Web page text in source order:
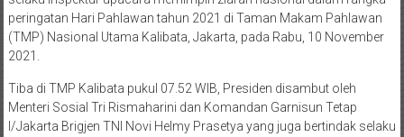
peringatan Hari Pahlawan tahun 2021 di Taman Makam Pahlawan
(TMP) Nasional Utama Kalibata, Jakarta, pada Rabu, 10 November
2021.
Tiba di TMP Kalibata pukul 07.52 WIB, Presiden disambut oleh
Menteri Sosial Tri Rismaharini dan Komandan Garnisun Tetap
I/Jakarta Brigjen TNI Novi Helmy Prasetya yang juga bertindak selaku